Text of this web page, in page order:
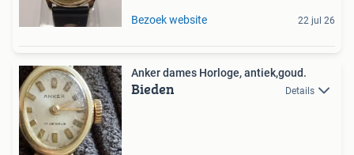
Bezoek website 22 jul 26
Anker dames Horloge, antiek,goud.
Bieden Details